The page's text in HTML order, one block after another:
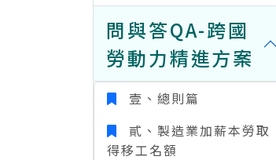
問與答QA-跨國
勞動力精進方案
壹、總則篇
貳、製造業加薪本勞取
得移工名額